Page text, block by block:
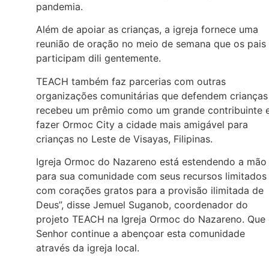
pandemia.
Além de apoiar as crianças, a igreja fornece uma
reunião de oração no meio de semana que os pais
participam dili gentemente.
TEACH também faz parcerias com outras
organizações comunitárias que defendem
recebeu um prêmio como um grande contribuinte
fazer Ormoc City a cidade mais amigável para
crianças no Leste de Visayas, Filipinas.
Igreja Ormoc do Nazareno está estendendo a mão
para sua comunidade com seus recursos limitados
com corações gratos para a provisão ilimitada de
Deus”, disse Jemuel Suganob, coordenador do
projeto TEACH na Igreja Ormoc do Nazareno. Que
Senhor continue a abençoar esta comunidade
através da igreja local.